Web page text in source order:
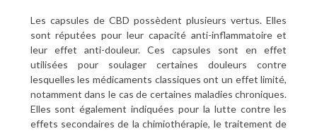
Les capsules de CBD possèdent plusieurs vertus. Elles
sont réputées pour leur capacité anti-inflammatoire et
leur effet anti-douleur. Ces capsules sont en effet
utilisées pour soulager certaines douleurs contre
lesquelles les médicaments classiques ont un effet limité,
notamment dans le cas de certaines maladies chroniques.
Elles sont également indiquées pour la lutte contre les
effets secondaires de la chimiothérapie, le traitement de